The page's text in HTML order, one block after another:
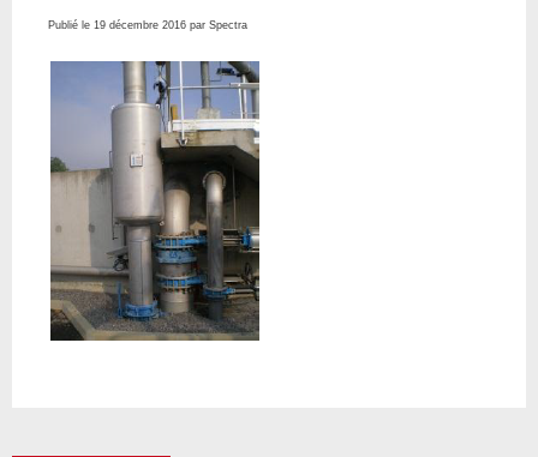
Publié le 19 décembre 2016 par Spectra